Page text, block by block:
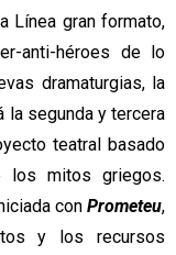
Línea gran formato,
anti-héroes de lo
la segunda y tercera
teatral basado
con Prometeu,
y los recursos